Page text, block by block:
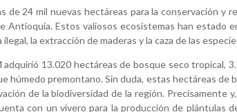
de 24 mil nuevas hectáreas para la conservación y
Estos valiosos ecosistemas han estado
la extracción de maderas y la caza de las
adquirió 13.020 hectáreas de bosque seco tropical,
húmedo premontano. Sin duda, estas hectáreas de
de la biodiversidad de la región. Precisamente
con un vivero para la producción de plántulas